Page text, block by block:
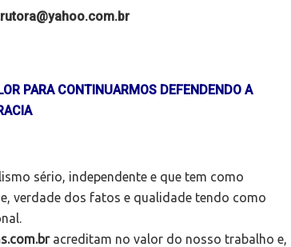
PARA CONTINUARMOS DEFENDENDO A
sério, independente e que tem como
verdade dos fatos e qualidade tendo como
acreditam no valor do nosso trabalho e,